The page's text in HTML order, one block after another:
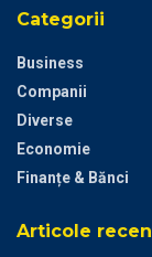
Categorii
Business
Companii
Diverse
Economie
Finanțe & Bănci
Articole